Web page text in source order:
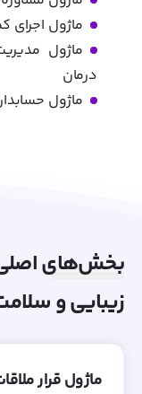
ماژول اجرای
ماژول
درمان
ماژول
بخش‌های اصلی
زیبایی و
ماژول قرار